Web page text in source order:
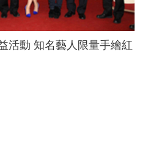
活動 知名藝人限量手繪紅